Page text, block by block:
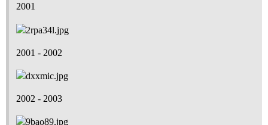
2001
2001 - 2002
2002 - 2003